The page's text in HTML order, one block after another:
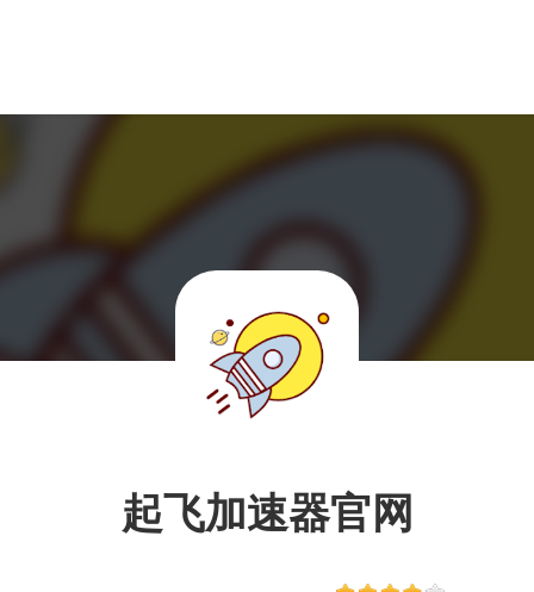
起飞加速器官网